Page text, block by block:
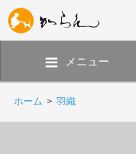
メニュー
ホーム > 羽織